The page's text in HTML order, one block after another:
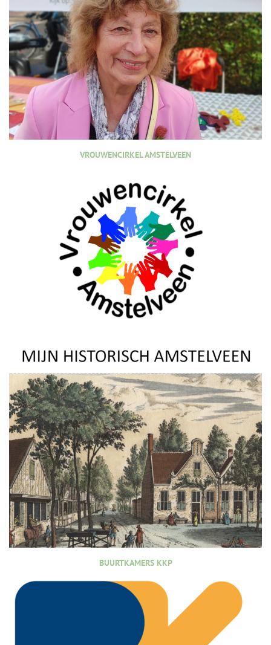
VROUWENCIRKEL AMSTELVEEN
BUURTKAMERS KKP